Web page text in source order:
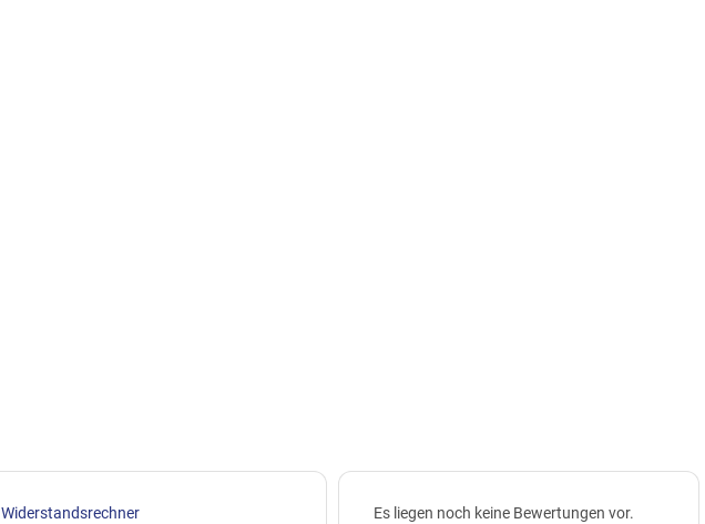
Widerstandsrechner
Es liegen noch keine Bewertungen vor.